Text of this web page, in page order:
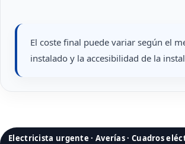
El coste final puede variar según el
instalado y la accesibilidad de la
Electricista urgente · Averías · Cuadros